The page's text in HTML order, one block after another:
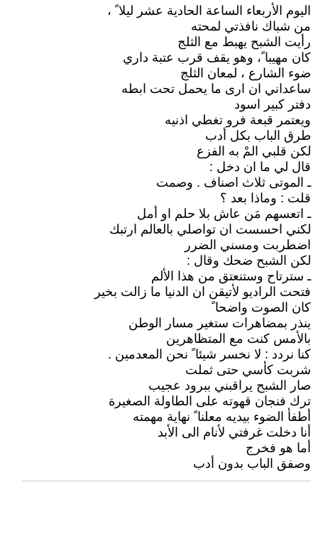
اليوم الأربعاء الساعة الحادية عشر ليلا ً ،
من شباك نافذتي لمحته
رأيت الشبح يهبط مع الثلج
كان مهيبا ً، وهو يقف قرب عتبة داري
ضوء الشارع ، لمعان الثلج
ساعداني ان ارى ما يحمل تحت ابطه
دفتر كبير اسود
ويعتمر قبعة فرو تغطي اذنيه
طرق الباب بكل أدب
لكن قلبي المْ به الفزع
قال لي ما ان دخل :
ـ الموتى ثلاث اصناف . وصمت
قلت : وماذا بعد ؟
ـ اتعسهم مَن عاش بلا حلم او أمل
لكني احسست ان تواصلي بالعالم ارتبك
اضطربت ومسني الضرر
لكن الشبح ضحك وقال :
ـ سترتاح وستنعتق من هذا الألم
فتحت الراديو لأتيقن ان الدنيا ما زالت بخير
كان الصوت واضحا ً
ينذر بمضاهرات ستغير مسار الوطن
بالأمس كنت مع المتظاهرين
كنا نردد : لا نخسر شيئا ً نحن المعدمين .
شربت كأسي حتى ثملت
صار الشبح يراقبني ببرود عجيب
ترك فنجان قهوته على الطاولة الصغيرة
أطفأ الضوء بيديه معلنا ً نهاية مهمته
أنا دخلت غرفتي لأنام الى الأبد
أما هو فخرج
وصفق الباب بدون أدب